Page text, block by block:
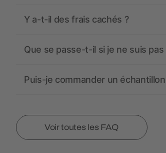
Y a-t-il des frais cachés ?
Que se passe-t-il si je ne suis
Puis-je commander un
Voir toutes les FAQ